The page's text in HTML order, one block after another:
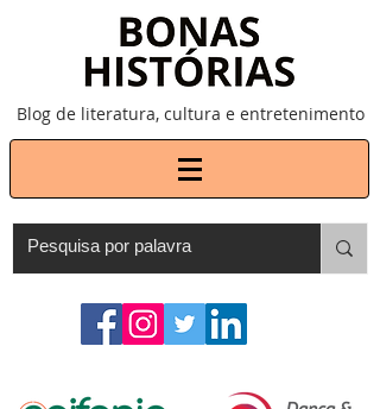
Blog de literatura, cultura e entretenimento